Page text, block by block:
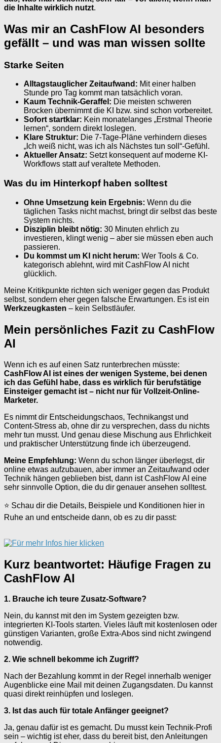
die Inhalte wirklich nutzt.
Was mir an CashFlow AI besonders
gefällt – und was man wissen sollte
Starke Seiten
Alltagstauglicher Zeitaufwand: Mit einer halben
Stunde pro Tag kommt man tatsächlich voran.
Kaum Technik-Geraffel: Die meisten schweren
Brocken übernimmt die KI bzw. sind schon vorbereitet.
Sofort startklar: Kein monatelanges „Erstmal Theorie
lernen“, sondern direkt loslegen.
Klare Struktur: Die 7-Tage-Pläne verhindern dieses
„Ich weiß nicht, was ich als Nächstes tun soll“-Gefühl.
Aktueller Ansatz: Setzt konsequent auf moderne KI-
Workflows statt auf veraltete Methoden.
Was du im Hinterkopf haben solltest
Ohne Umsetzung kein Ergebnis: Wenn du die
täglichen Tasks nicht machst, bringt dir selbst das beste
System nichts.
Disziplin bleibt nötig: 30 Minuten ehrlich zu
investieren, klingt wenig – aber sie müssen eben auch
passieren.
Du kommst um KI nicht herum: Wer Tools & Co.
kategorisch ablehnt, wird mit CashFlow AI nicht
glücklich.
Meine Kritikpunkte richten sich weniger gegen das Produkt
selbst, sondern eher gegen falsche Erwartungen. Es ist ein
Werkzeugkasten – kein Selbstläufer.
Mein persönliches Fazit zu CashFlow
AI
Wenn ich es auf einen Satz runterbrechen müsste:
CashFlow AI ist eines der wenigen Systeme, bei denen
ich das Gefühl habe, dass es wirklich für berufstätige
Einsteiger gemacht ist – nicht nur für Vollzeit-Online-
Marketer.
Es nimmt dir Entscheidungschaos, Technikangst und
Content-Stress ab, ohne dir zu versprechen, dass du nichts
mehr tun musst. Und genau diese Mischung aus Ehrlichkeit
und praktischer Unterstützung finde ich überzeugend.
Meine Empfehlung: Wenn du schon länger überlegst, dir
online etwas aufzubauen, aber immer an Zeitaufwand oder
Technik hängen geblieben bist, dann ist CashFlow AI eine
sehr sinnvolle Option, die du dir genauer ansehen solltest.
⭐ Schau dir die Details, Beispiele und Konditionen hier in
Ruhe an und entscheide dann, ob es zu dir passt:
Kurz beantwortet: Häufige Fragen zu
CashFlow AI
1. Brauche ich teure Zusatz-Software?
Nein, du kannst mit den im System gezeigten bzw.
integrierten KI-Tools starten. Vieles läuft mit kostenlosen oder
günstigen Varianten, große Extra-Abos sind nicht zwingend
notwendig.
2. Wie schnell bekomme ich Zugriff?
Nach der Bezahlung kommt in der Regel innerhalb weniger
Augenblicke eine Mail mit deinen Zugangsdaten. Du kannst
quasi direkt reinhüpfen und loslegen.
3. Ist das auch für totale Anfänger geeignet?
Ja, genau dafür ist es gemacht. Du musst kein Technik-Profi
sein – wichtig ist eher, dass du bereit bist, den Anleitungen